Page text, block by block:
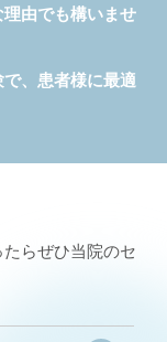
由でも構いませ
、患者様に最適
らぜひ当院のセ